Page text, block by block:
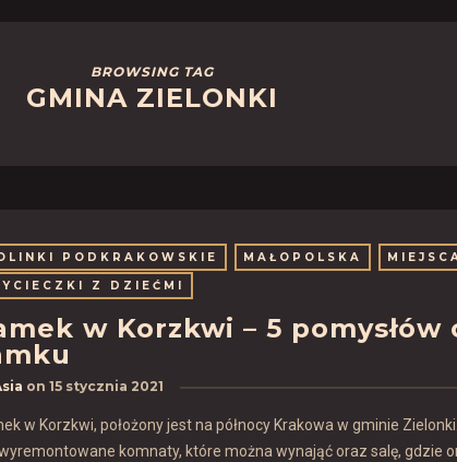
BROWSING TAG
GMINA ZIELONKI
PODKRAKOWSKIE MAŁOPOLSKA
Z DZIEĆMI
w Korzkwi – 5
on 15 stycznia 2021
w Korzkwi, położony jest na północy Krakowa w gminie
komnaty, które można wynająć oraz salę, gdzie